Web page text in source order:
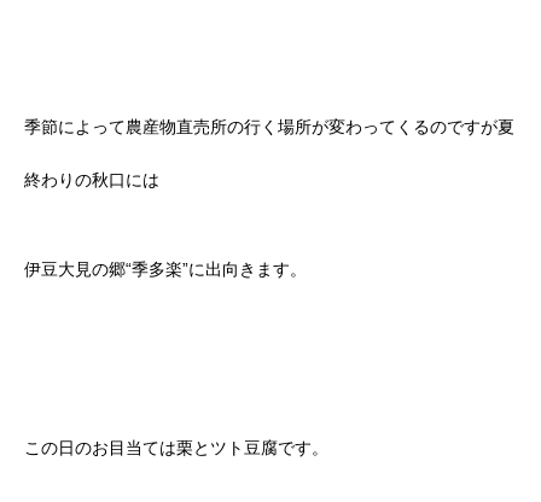
季節によって農産物直売所の行く場所が変わってくるのですが夏
終わりの秋口には
伊豆大見の郷“季多楽”に出向きます。
この日のお目当ては栗とツト豆腐です。